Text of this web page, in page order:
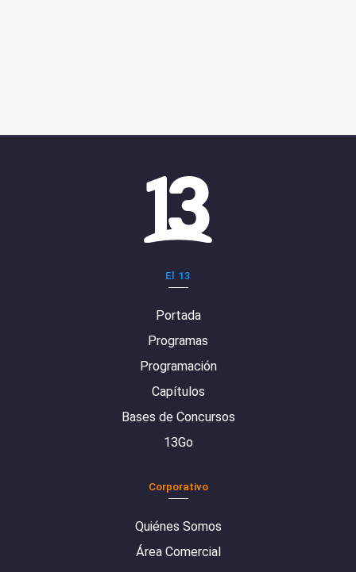
El 13
Portada
Programas
Programación
Capítulos
Bases de Concursos
13Go
Corporativo
Quiénes Somos
Área Comercial